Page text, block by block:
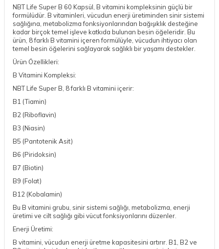
NBT Life Super B 60 Kapsül, B vitamini kompleksinin güçlü bir
formülüdür. B vitaminleri, vücudun enerji üretiminden sinir sistemi
sağlığına, metabolizma fonksiyonlarından bağışıklık desteğine
kadar birçok temel işleve katkıda bulunan besin öğeleridir. Bu
ürün, 8 farklı B vitamini içeren formülüyle, vücudun ihtiyacı olan
temel besin öğelerini sağlayarak sağlıklı bir yaşamı destekler.
Ürün Özellikleri:
B Vitamini Kompleksi:
NBT Life Super B, 8 farklı B vitamini içerir:
B1 (Tiamin)
B2 (Riboflavin)
B3 (Niasin)
B5 (Pantotenik Asit)
B6 (Piridoksin)
B7 (Biotin)
B9 (Folat)
B12 (Kobalamin)
Bu B vitamini grubu, sinir sistemi sağlığı, metabolizma, enerji
üretimi ve cilt sağlığı gibi vücut fonksiyonlarını düzenler.
Enerji Üretimi:
B vitamini, vücudun enerji üretme kapasitesini artırır. B1, B2 ve